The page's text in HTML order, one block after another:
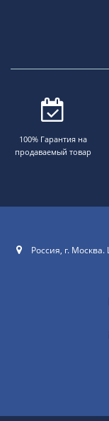
100% Гарантия на
продаваемый товар
Россия, г.